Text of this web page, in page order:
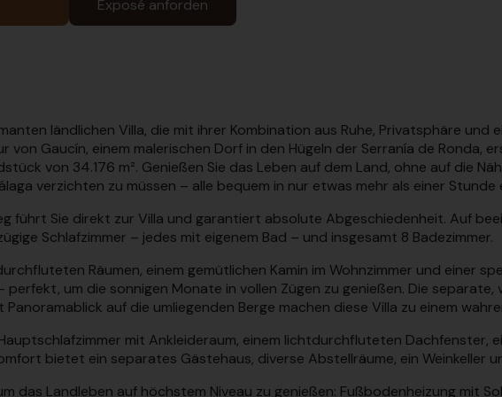
Exposé anforden
ländlichen Villa, die mit ihrer Kombination aus Ruhe, Privatsphäre und
Gaucín, einem malerischen Dorf in den Hügeln der Serranía de Ronda,
von 34.176 m². Genießen Sie das Leben auf dem Land, ohne auf die
verzichten zu müssen – alle bequem in nur etwas mehr als einer Stunde
führt Sie direkt zur Villa und garantiert absolute Abgeschiedenheit. Auf
Schlafzimmer – jedes mit eigenem Bad – und insgesamt 8 Badezimmer.
Räumen, einem gemütlichen Kamin im Wohnzimmer und einer
um die sonnigen Monate in vollen Zügen zu genießen. Die
auf die umliegenden Berge machen diese Villa zu einem
mit Ankleideraum, einem lichtdurchfluteten Dachfenster,
bietet ein separates Gästehaus, diverse Abstellräume, ein Weinkeller
das Landleben auf höchstem Niveau zu genießen: Fußbodenheizung mit